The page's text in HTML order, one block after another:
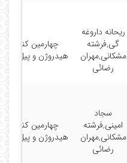
ریحانه داروغه
گی,فرشته
مشکانی,مهران
رضائی
چهارمین کنفرانس
هیدروژن و پیل
سجاد
امینی,فرشته
مشکانی,مهران
رضائی
چهارمین کنفرانس
هیدروژن و پیل